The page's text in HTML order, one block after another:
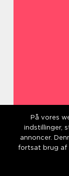
På vores
indstillinger,
annoncer.
fortsat brug af